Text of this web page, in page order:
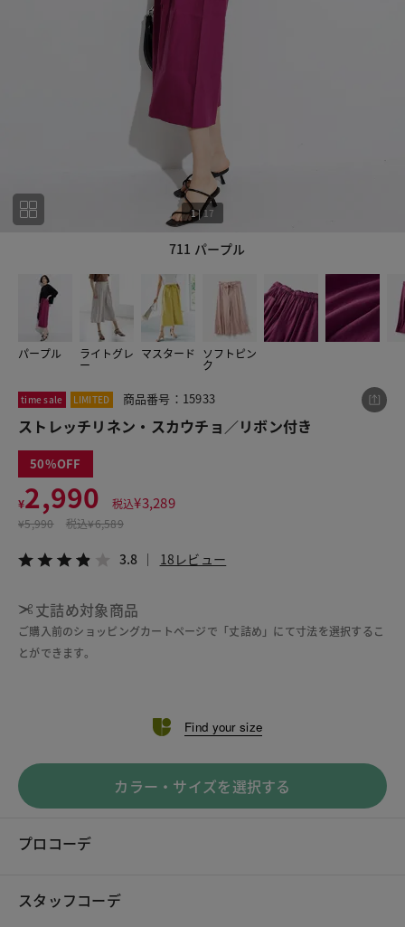
711 パープル
1|17
パープル ライトグレ
ー
マスタード ソフトピン
ク
time sale LIMITED 商品番号：15933
ストレッチリネン・スカウチョ／リボン付き
50
¥2,990 税込¥3,289
¥5,990 税込¥6,589
3.8 18レビュー
丈詰め対象商品
ご購入前のショッピングカートページで「丈詰め」にて寸法を選択するこ
とができます。
Find your size
カラー・サイズを選択する
プロコーデ
スタッフコーデ
この商品をシェアする
¥2,990
税込¥3,289